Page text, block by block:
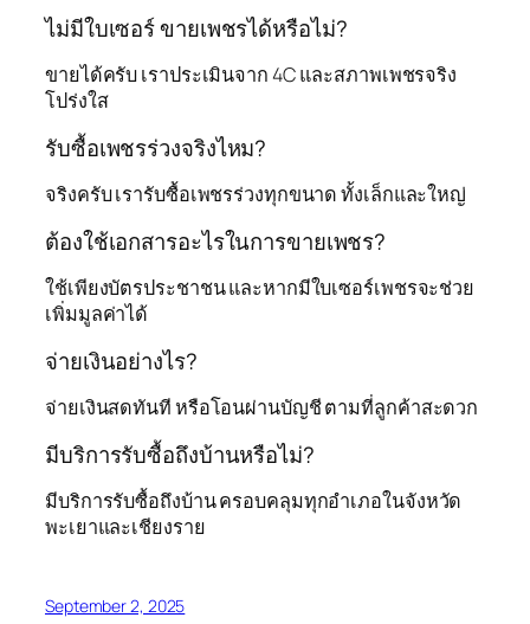
ไม่มีใบเซอร์ ขายเพชรได้หรือไม่?
ขายได้ครับ เราประเมินจาก 4C และสภาพเพชรจริง
โปร่งใส
รับซื้อเพชรร่วงจริงไหม?
จริงครับ เรารับซื้อเพชรร่วงทุกขนาด ทั้งเล็กและใหญ่
ต้องใช้เอกสารอะไรในการขายเพชร?
ใช้เพียงบัตรประชาชน และหากมีใบเซอร์เพชรจะช่วย
เพิ่มมูลค่าได้
จ่ายเงินอย่างไร?
จ่ายเงินสดทันที หรือโอนผ่านบัญชี ตามที่ลูกค้าสะดวก
มีบริการรับซื้อถึงบ้านหรือไม่?
มีบริการรับซื้อถึงบ้าน ครอบคลุมทุกอำเภอในจังหวัด
พะเยาและเชียงราย
September 2, 2025